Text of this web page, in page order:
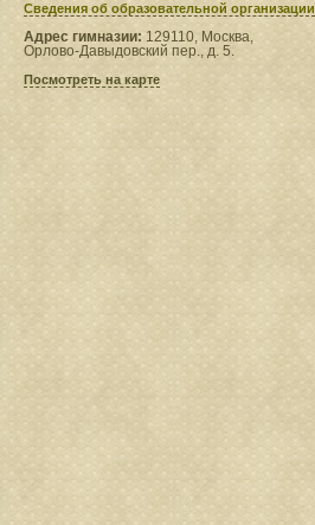
Сведения​ об образовательной организации
Адрес гимназии: 129110, Москва,
Орлово-Давыдовский пер., д. 5.
Посмотреть на карте